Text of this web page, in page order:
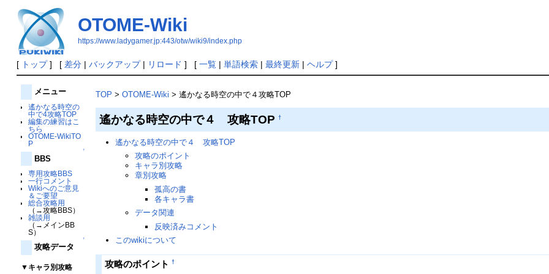
OTOME-Wiki
https://www.ladygamer.jp:443/otw/wiki9/index.php
[ トップ] [ 差分| バックアップ| リロード ] [ 一覧| 単語検索| 最終更新| ヘルプ]
メニュー
遙かなる時空の
中で4攻略TOP
編集の練習はこ
ちら
OTOME-WikiTO
P
↑
BBS
専用攻略BBS
一行コメント
Wikiへのご意見
＆ご要望
総合攻略用
（→攻略BBS）
雑談用
（→メインBB
S）
↑
攻略データ
▼キャラ別攻略
TOP >OTOME-Wiki > 遙かなる時空の中で４攻略TOP
遙かなる時空の中で４ 攻略TOP†
遙かなる時空の中で４ 攻略TOP
攻略のポイント
キャラ別攻略
章別攻略
孤高の書
各キャラ書
データ関連
反映済みコメント
このwikiについて
攻略のポイント †